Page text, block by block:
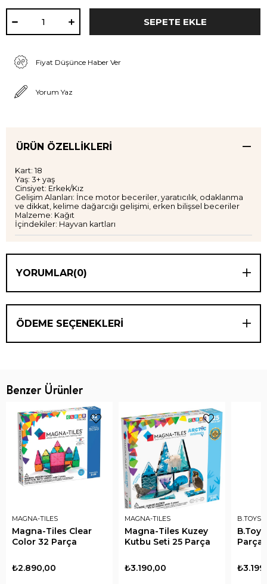
Fiyat Düşünce Haber Ver
Yorum Yaz
ÜRÜN ÖZELLIKLERI
Kart: 18
Yaş: 3+ yaş
Cinsiyet: Erkek/Kız
Gelişim Alanları: İnce motor beceriler, yaratıcılık, odaklanma
ve dikkat, kelime dağarcığı gelişimi, erken bilişsel beceriler
Malzeme: Kağıt
İçindekiler: Hayvan kartları
YORUMLAR(0)
ÖDEME SEÇENEKLERI
Benzer Ürünler
MAGNA-TILES
Magna-Tiles Clear
Color 32 Parça
₺2.890,00
MAGNA-TILES
Magna-Tiles Kuzey
Kutbu Seti 25 Parça
₺3.190,00
B.TOYS
Parça